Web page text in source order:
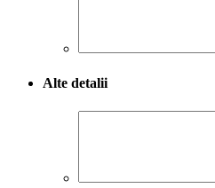
Alte detalii